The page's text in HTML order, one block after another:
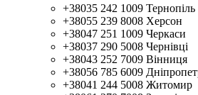
+38035 242 1009 Тернопіль
+38055 239 8008 Херсон
+38047 251 1009 Черкаси
+38037 290 5008 Чернівці
+38043 252 7009 Вінниця
+38056 785 6009
+38041 244 5008 Житомир